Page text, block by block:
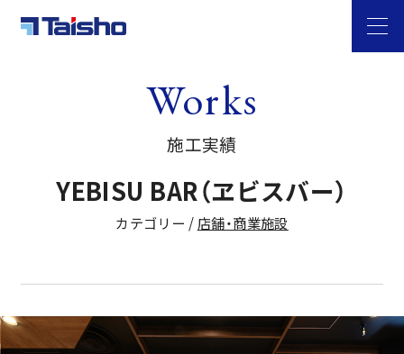
Works
施工実績
YEBISU BAR（ヱビスバー）
カテゴリー / 店舗・商業施設